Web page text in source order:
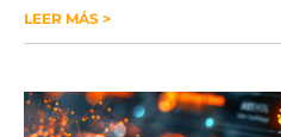
LEER MÁS >